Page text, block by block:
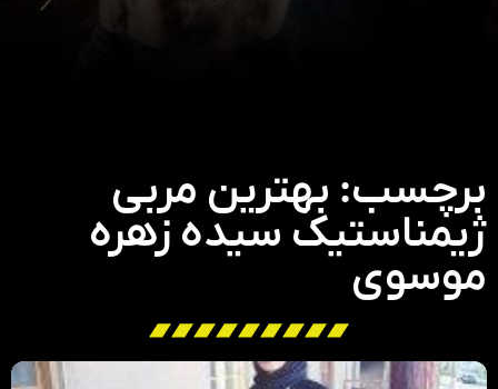
برچسب: بهترین مربی
ژیمناستیک سیده زهره
موسوی